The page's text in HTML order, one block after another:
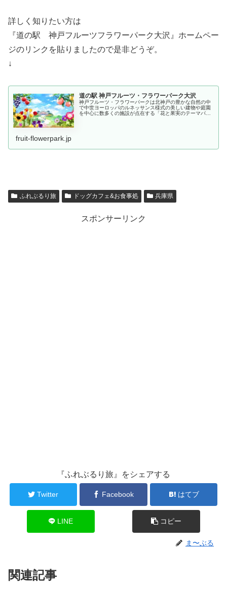
詳しく知りたい方は
『道の駅 神戸フルーツフラワーパーク大沢』ホームペー
ジのリンクを貼りましたので是非どうぞ。
↓
道の駅 神戸フルーツ・フラワーパーク大沢
神戸フルーツ・フラワーパークは北神戸の豊かな自然の中
で中世ヨーロッパのルネッサンス様式の美しい建物や庭園
を中心に数多くの施設が点在する「花と果実のテーマパー
fruit-flowerpark.jp
ふれぶるり旅 ドッグカフェ&お食事処 兵庫県
スポンサーリンク
『ふれぶるり旅』をシェアする
Twitter Facebook はてブ
LINE コピー
ま〜ぶる
関連記事